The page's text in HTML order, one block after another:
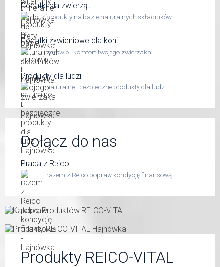
Dodatki dla zwierząt
produkty na bazie naturalnych składników
Dodatki żywieniowe dla koni
zdrowie i komfort twojego zwierzaka
Produkty dla ludzi
naturalne i bezpieczne produkty dla ludzi
Dołącz do nas
Praca z Reico
razem z Reico popraw kondycję finansową
Produkty REICO-VITAL